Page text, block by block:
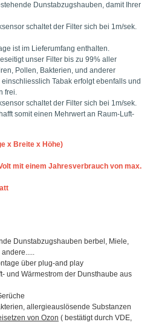
Dunstabzugshauben, damit Ihrer
schaltet der Filter sich bei 1m/sek.
ist im Lieferumfang enthalten.
unser Filter bis zu 99% aller
Pollen, Bakterien, und anderer
Tabak erfolgt ebenfalls und
frei.
schaltet der Filter sich bei 1m/sek.
somit einen Mehrwert an Raum-Luft-
x Breite x Höhe)
mit einem Jahresverbrauch von max.
Dunstabzugshauben berbel, Miele,
über plug-and play
und Wärmestrom der Dunsthaube aus
allergieauslösende Substanzen
von Ozon ( bestätigt durch VDE,